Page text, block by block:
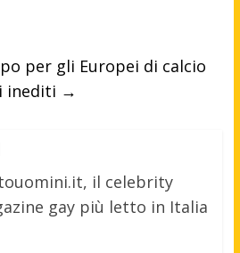
per gli Europei di calcio
inediti →
il celebrity
gay più letto in Italia